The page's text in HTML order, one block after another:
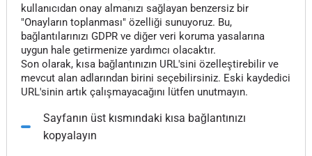
kullanıcıdan onay almanızı sağlayan benzersiz bir
"Onayların toplanması" özelliği sunuyoruz. Bu,
bağlantılarınızı GDPR ve diğer veri koruma yasalarına
uygun hale getirmenize yardımcı olacaktır.
Son olarak, kısa bağlantınızın URL'sini özelleştirebilir ve
mevcut alan adlarından birini seçebilirsiniz. Eski kaydedici
URL'sinin artık çalışmayacağını lütfen unutmayın.
Sayfanın üst kısmındaki kısa bağlantınızı
kopyalayın